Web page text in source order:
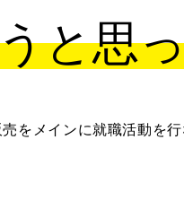
と思
をメインに就職活動を